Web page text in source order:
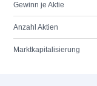
Gewinn je Aktie
Anzahl Aktien
Marktkapitalisierung